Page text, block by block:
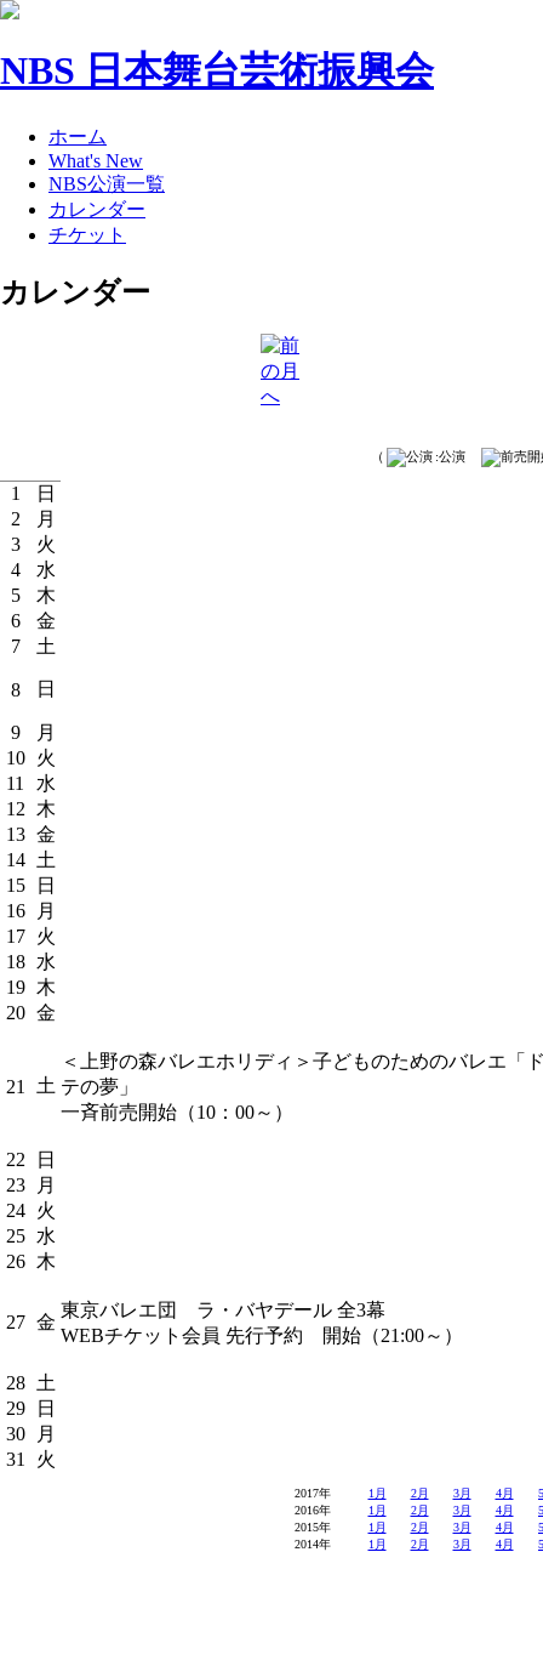
NBS 日本舞台芸術振興会
ホーム
What's New
NBS公演一覧
カレンダー
チケット
カレンダー
（ :公演
1
日
2
月
3
火
4
水
5
木
6
金
7
土
8 日
9
月
10
火
11
水
12
木
13 金
14
土
15
日
16
月
17
火
18
水
19
木
20 金
21 土
＜上野の森バレエホリディ＞子どものためのバレエ「
テの夢」
一斉前売開始（10：00～）
22
日
23
月
24
火
25
水
26
木
27 金
東京バレエ団 ラ・バヤデール 全3幕
WEBチケット会員 先行予約 開始（21:00～）
28
土
29
日
30
月
31
火
2017年 1月 2月 3月 4月
2016年
1月 2月 3月 4月
2015年
1月 2月 3月 4月
2014年
1月 2月 3月 4月